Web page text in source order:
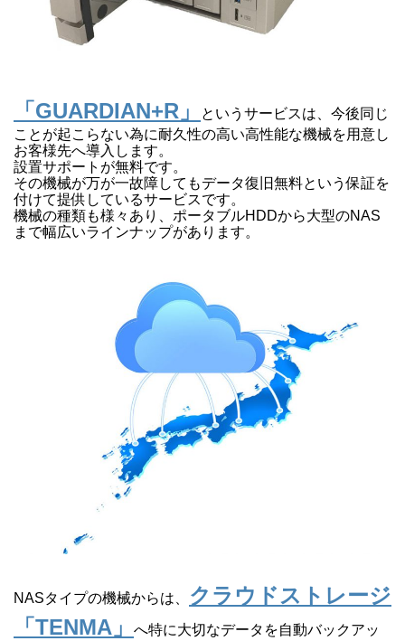
「GUARDIAN+R」
というサービスは、今後同じ
ことが起こらない為に耐久性の高い高性能な機械を用意し
お客様先へ導入します。
設置サポートが無料です。
その機械が万が一故障してもデータ復旧無料という保証を
付けて提供しているサービスです。
機械の種類も様々あり、ポータブルHDDから大型のNAS
まで幅広いラインナップがあります。
NASタイプの機械からは、
クラウドストレージ
「TENMA」
へ特に大切なデータを自動バックアッ